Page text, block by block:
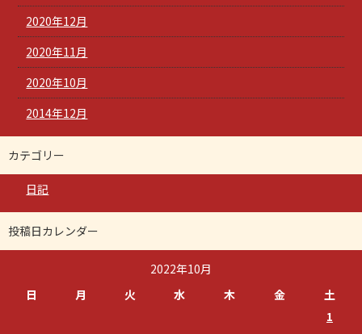
2020年12月
2020年11月
2020年10月
2014年12月
カテゴリー
日記
投稿日カレンダー
2022年10月
日
月 火 水 木 金
土
1